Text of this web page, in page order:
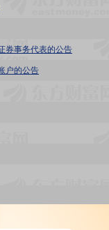
券事务代表的公告
户的公告